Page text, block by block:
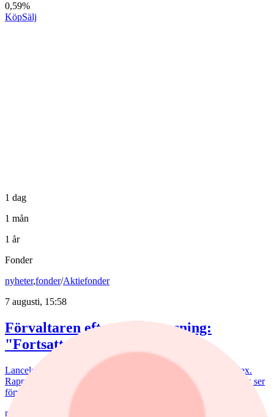
0,59%
KöpSälj
1 dag
1 mån
1 år
Fonder
nyheter,fonder/Aktiefonder
7 augusti, 15:58
Förvaltaren efter Troax rusning:
"Fortsatt stor potential"
Lancelot Sverige steg 8,6% i juli, mot 2,2% för jämförelseindex.
Rapportvinnarna Mips och Troax bidrog till uppgången. I Troax ser
förvaltaren Erik Bertilsson fortsatt stor potential.
nyheter